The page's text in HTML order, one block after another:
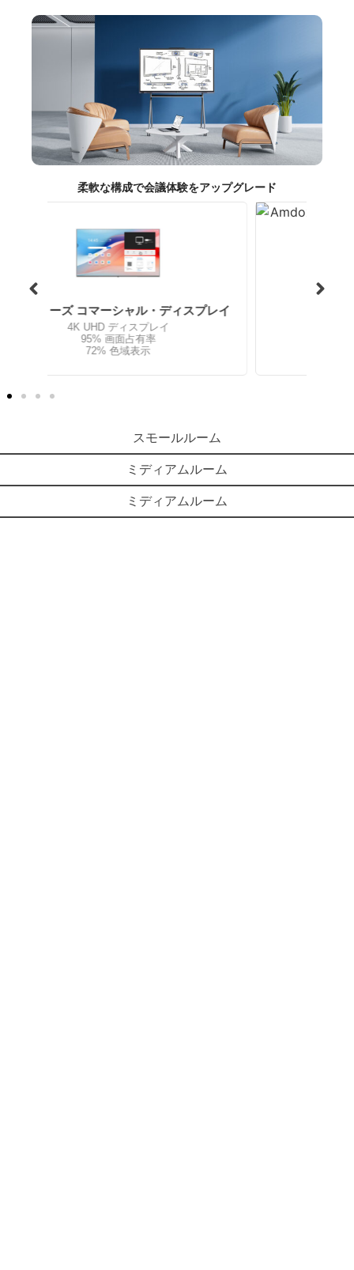
スモールルーム
ミディアムルーム
ミディアムルーム
柔軟な構成で会議体験をアップグレード
4K ウェブカメラ
4K 超高精細画質
対角視野角 73°
PDAF オートフォーカス
4倍デジタルズーム